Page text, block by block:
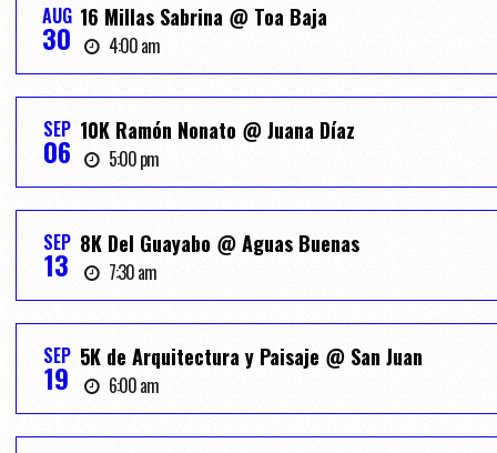
AUG
30
16 Millas Sabrina @ Toa Baja
4:00 am
SEP
06
10K Ramón Nonato @ Juana Díaz
5:00 pm
SEP
13
8K Del Guayabo @ Aguas Buenas
7:30 am
SEP
19
5K de Arquitectura y Paisaje @ San Juan
6:00 am